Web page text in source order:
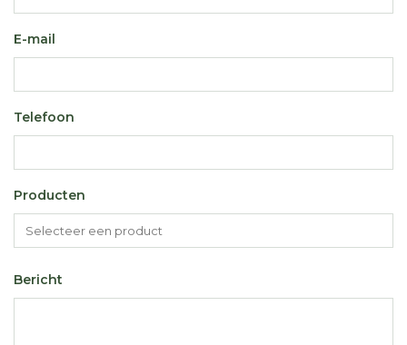
E-mail
Telefoon
Producten
Bericht